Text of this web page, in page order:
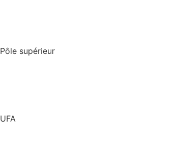
Pôle supérieur
UFA